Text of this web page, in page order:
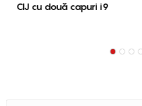
CIJ cu două capuri i9